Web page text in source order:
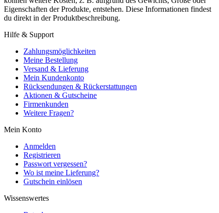
Eigenschaften der Produkte, entstehen. Diese Informationen findest
du direkt in der Produktbeschreibung.
Hilfe & Support
Zahlungsmöglichkeiten
Meine Bestellung
Versand & Lieferung
Mein Kundenkonto
Rücksendungen & Rückerstattungen
Aktionen & Gutscheine
Firmenkunden
Weitere Fragen?
Mein Konto
Anmelden
Registrieren
Passwort vergessen?
Wo ist meine Lieferung?
Gutschein einlösen
Wissenswertes